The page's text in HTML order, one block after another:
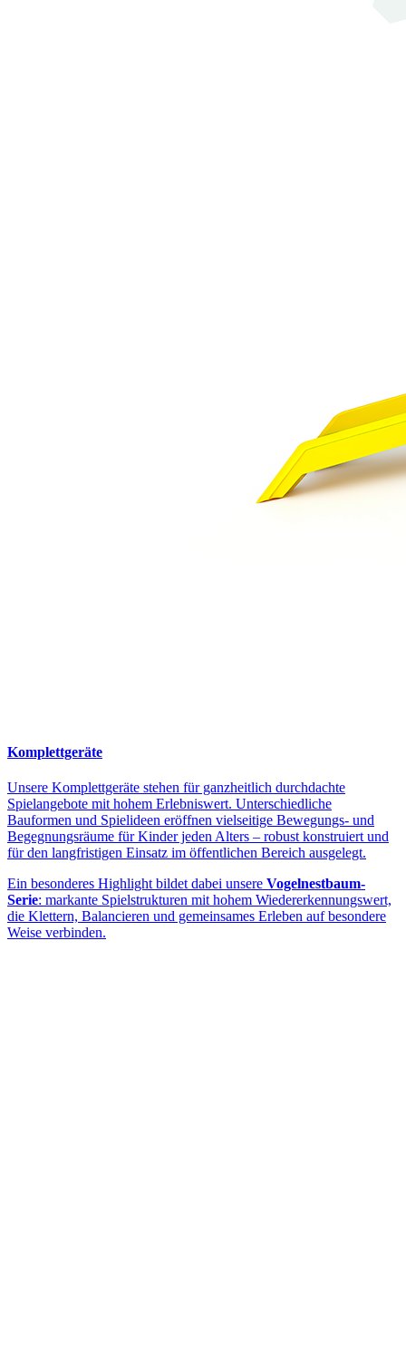
Komplettgeräte
Unsere Komplettgeräte stehen für ganzheitlich durchdachte
Spielangebote mit hohem Erlebniswert. Unterschiedliche
Bauformen und Spielideen eröffnen vielseitige Bewegungs- und
Begegnungsräume für Kinder jeden Alters – robust konstruiert und
für den langfristigen Einsatz im öffentlichen Bereich ausgelegt.
Ein besonderes Highlight bildet dabei unsere Vogelnestbaum-
Serie: markante Spielstrukturen mit hohem Wiedererkennungswert,
die Klettern, Balancieren und gemeinsames Erleben auf besondere
Weise verbinden.